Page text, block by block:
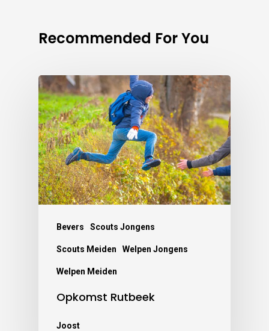
Recommended For You
Bevers Scouts Jongens
Scouts Meiden Welpen Jongens
Welpen Meiden
Opkomst Rutbeek
Joost